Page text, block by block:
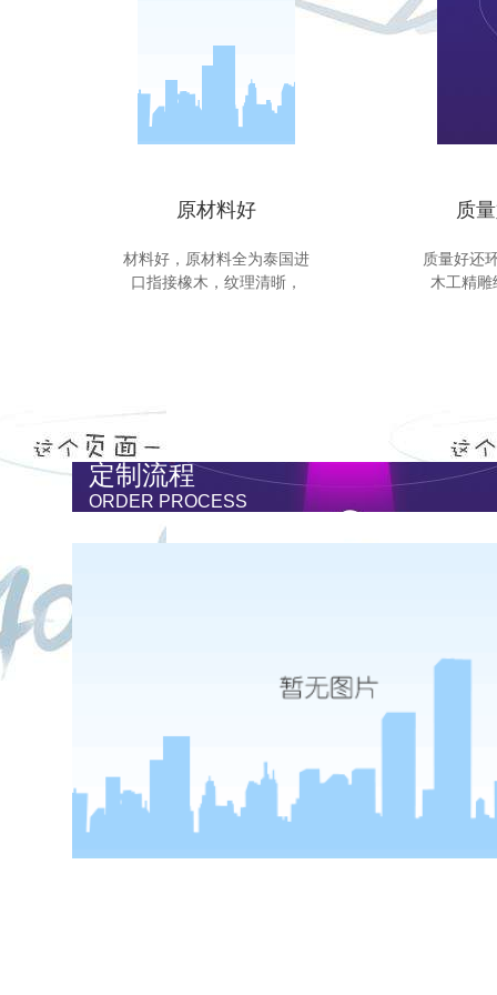
原材料好
材料好，原材料全为泰国进
口指接橡木，纹理清晣，
质
质量好还
木工精
定制流程
ORDER PROCESS